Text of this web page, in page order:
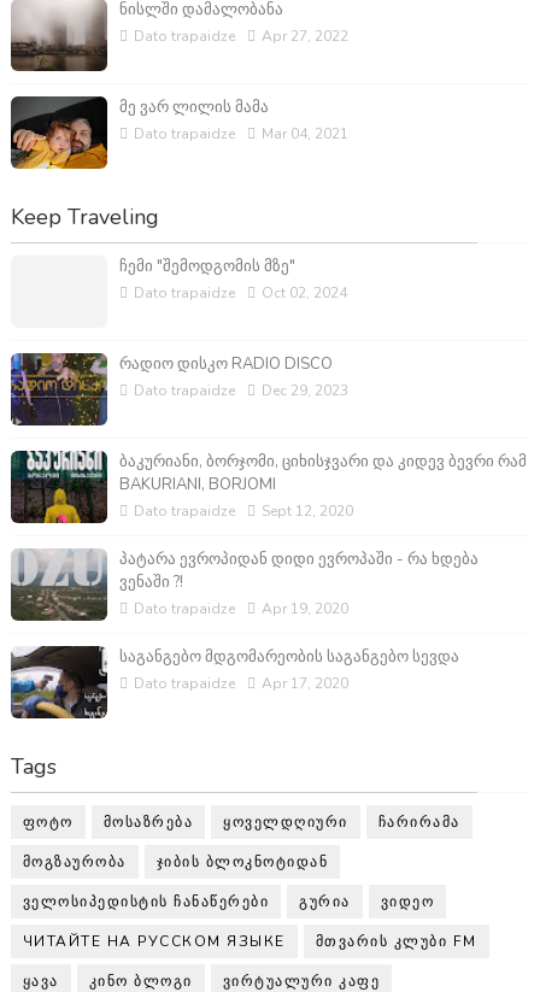
ნისლში დამალობანა
Dato trapaidze Apr 27, 2022
მე ვარ ლილის მამა
Dato trapaidze Mar 04, 2021
Keep Traveling
ჩემი "შემოდგომის მზე"
Dato trapaidze Oct 02, 2024
რადიო დისკო RADIO DISCO
Dato trapaidze Dec 29, 2023
ბაკურიანი, ბორჯომი, ციხისჯვარი და კიდევ ბევრი რამ
BAKURIANI, BORJOMI
Dato trapaidze Sept 12, 2020
პატარა ევროპიდან დიდი ევროპაში - რა ხდება
ვენაში ?!
Dato trapaidze Apr 19, 2020
საგანგებო მდგომარეობის საგანგებო სევდა
Dato trapaidze Apr 17, 2020
Tags
ᲤᲝᲢᲝ ᲛᲝᲡᲐᲖᲠᲔᲑᲐ ᲧᲝᲕᲔᲚᲓᲦᲘᲣᲠᲘ ᲩᲐᲠᲘᲠᲐᲛᲐ
ᲛᲝᲒᲖᲐᲣᲠᲝᲑᲐ ᲯᲘᲑᲘᲡ ᲑᲚᲝᲙᲜᲝᲢᲘᲓᲐᲜ
ᲕᲔᲚᲝᲡᲘᲞᲔᲓᲘᲡᲢᲘᲡ ᲩᲐᲜᲐᲬᲔᲠᲔᲑᲘ ᲒᲣᲠᲘᲐ ᲕᲘᲓᲔᲝ
ЧИТАЙТЕ НА РУССКОМ ЯЗЫКЕ ᲛᲗᲕᲐᲠᲘᲡ ᲙᲚᲣᲑᲘ FM
ᲧᲐᲕᲐ ᲙᲘᲜᲝ ᲑᲚᲝᲒᲘ ᲕᲘᲠᲢᲣᲐᲚᲣᲠᲘ ᲙᲐᲤᲔ